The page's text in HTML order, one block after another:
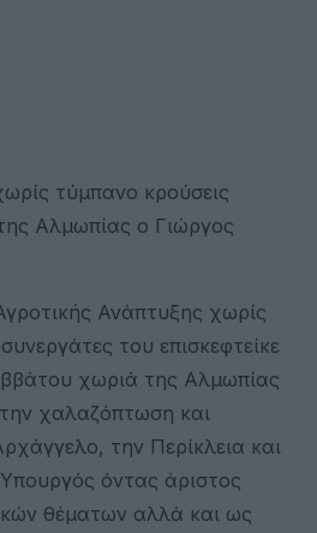
τύμπανο κρούσεις
Αλμωπίας ο Γιώργος
Ανάπτυξης χωρίς
του επισκεφτείκε
χωριά της Αλμωπίας
χαλαζόπτωση και
την Περίκλεια και
όντας άριστος
θέματων αλλά και ως